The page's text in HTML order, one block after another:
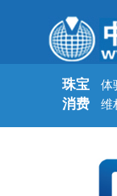
珠宝
消费
体
维